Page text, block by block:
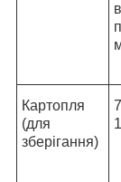
Картопля
(для
зберігання)